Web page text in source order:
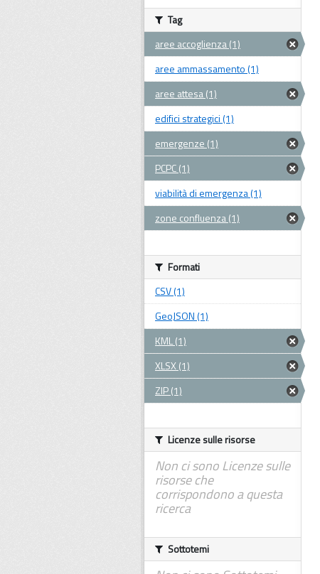
Tag
aree accoglienza (1)
aree ammassamento (1)
aree attesa (1)
edifici strategici (1)
emergenze (1)
PCPC (1)
viabilità di emergenza (1)
zone confluenza (1)
Formati
CSV (1)
GeoJSON (1)
KML (1)
XLSX (1)
ZIP (1)
Licenze sulle risorse
Non ci sono Licenze sulle
risorse che
corrispondono a questa
ricerca
Sottotemi